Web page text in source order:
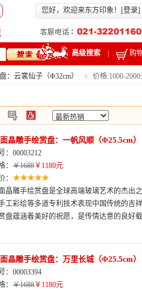
您好，欢迎来东方印象！[登录]
高级搜索 购
：云裳仙子（Φ32cm）
价格:1000-2000
晶雕手绘赏盘：一帆风顺（Φ25.5cm）
：00003212
： ￥1688￥1180元
：
晶雕手绘赏盘是全球高端玻璃艺术的杰出
工彩绘等多道专利技术表现中国传统的吉
盘蕴涵着美好的祝愿，是传情达意的良好载
晶雕手绘赏盘：万里长城（Φ25.5cm）
：00003394
： ￥1688￥1180元